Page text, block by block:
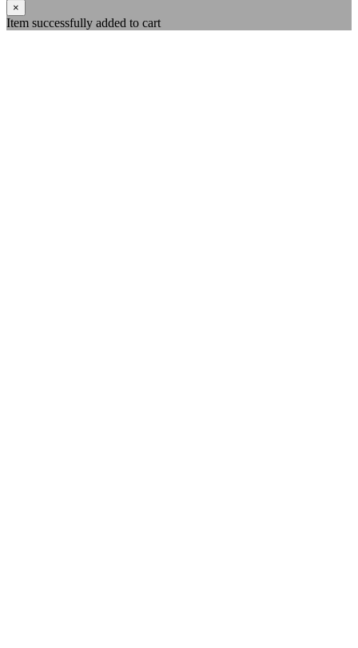
×
Item successfully added to cart